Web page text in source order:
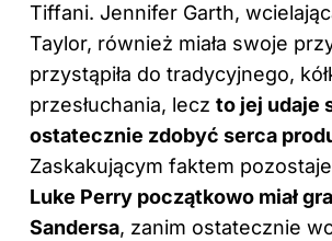
Tiffani. Jennifer Garth,
Taylor, również miała swoje
przystąpiła do tradycyjnego,
przesłuchania, lecz to jej udaje
ostatecznie zdobyć serca
Zaskakującym faktem
Luke Perry początkowo miał
Sandersa, zanim ostatecznie